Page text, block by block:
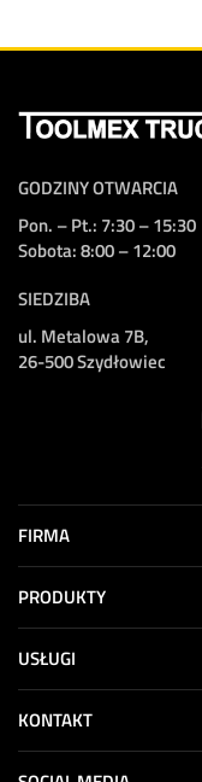
GODZINY OTWARCIA
Pon. – Pt.: 7:30 – 15:30
Sobota: 8:00 – 12:00
SIEDZIBA
ul. Metalowa 7B,
26-500 Szydłowiec
FIRMA
PRODUKTY
USŁUGI
KONTAKT